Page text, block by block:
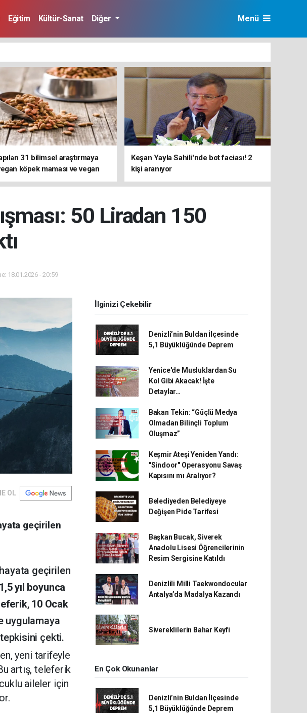
Eğitim Kültür-Sanat Diğer Menü
31 bilimsel araştırmaya
köpek maması ve vegan
iyi sindirildiğini ortaya
Keşan Yayla Sahili'nde bot faciası! 2
kişi aranıyor
50 Liradan 150
18.01.2026 - 20:59
OL
geçirilen
hayata geçirilen
1,5 yıl boyunca
, 10 Ocak
uygulamaya
çekti.
yeni tarifeyle
artış, teleferik
aileler için
İlginizi Çekebilir
Denizli’nin Buldan İlçesinde
5,1 Büyüklüğünde Deprem
Yenice'de Musluklardan Su
Kol Gibi Akacak! İşte
Detaylar…
Bakan Tekin: “Güçlü Medya
Olmadan Bilinçli Toplum
Oluşmaz”
Keşmir Ateşi Yeniden Yandı:
"Sindoor" Operasyonu Savaş
Kapısını mı Aralıyor?
Belediyeden Belediyeye
Değişen Pide Tarifesi
Başkan Bucak, Siverek
Anadolu Lisesi Öğrencilerinin
Resim Sergisine Katıldı
Denizlili Milli Taekwondocular
Antalya’da Madalya Kazandı
Sivereklilerin Bahar Keyfi
En Çok Okunanlar
Denizli’nin Buldan İlçesinde
5,1 Büyüklüğünde Deprem